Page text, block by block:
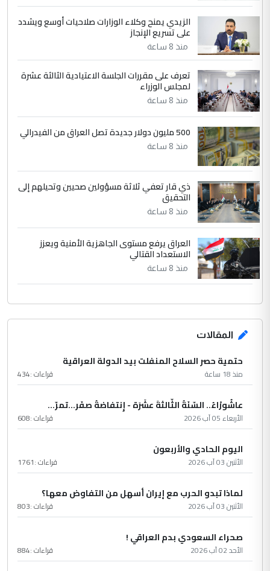
5 حيدر عاشور
التعليق : تحياتي لك استاذ حامدتركان. كلام
دقيق ومسؤول؛ فالاستثمار الحقيقي للإنسان
الموضوع :
بين الإهمال واغتصاب الأرض.. بلاد
الرافدين تعاني الجفاف والتصحر!!
الزيدي يمنح وكلاء الوزارات صلاحيات أوسع ويشدد
على تسريع الإنجاز
منذ 8 ساعة
تعرف على مقررات الجلسة الاعتيادية الثالثة عشرة
لمجلس الوزراء
منذ 8 ساعة
500 مليون دولار جديدة تصل العراق من الفيدرالي
منذ 8 ساعة
ذي قار تعفي ثلاثة مسؤولين صحيين وتحيلهم إلى
التحقيق
منذ 8 ساعة
العراق يرفع مستوى الجاهزية الأمنية ويعزز
الاستعداد القتالي
منذ 8 ساعة
المقالات
حتمية حصر السلاح المنفلت بيد الدولة العراقية
منذ 18 ساعة قراءات :434
عاشُورْاءُ.. السّنَةُ الثّالثةَ عشَرَة - إِنتفاضةُ صفَر…تمرّ...
الأربعاء 05 آب 2026 قراءات :608
اليوم الحادي والأربعون
الأثنين 03 آب 2026 قراءات :1761
لماذا تبدو الحرب مع إيران أسهل من التفاوض معها؟
الأثنين 03 آب 2026 قراءات :803
صحراء السعودي بدم العراقي !
الأحد 02 آب 2026 قراءات :884